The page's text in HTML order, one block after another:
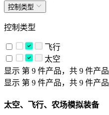
控制类型
控制类型
飞行
太空
显示 第 9 件产品，共 9 件产品
显示 第 9 件产品，共 9 件产品
太空、飞行、农场模拟装备